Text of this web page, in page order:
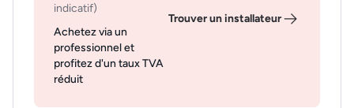
indicatif)
Achetez via un
professionnel et
profitez d'un taux TVA
réduit
Trouver un installateur